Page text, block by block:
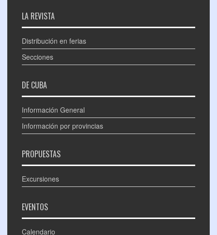
LA REVISTA
Distribución en ferias
Secciones
DE CUBA
Información General
Información por provincias
PROPUESTAS
Excursiones
EVENTOS
Calendario